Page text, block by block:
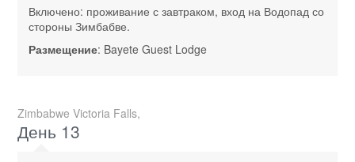
Включено: проживание с завтраком, вход на Водопад со
стороны Зимбабве.
Размещение: Bayete Guest Lodge
Zimbabwe Victoria Falls,
День 13